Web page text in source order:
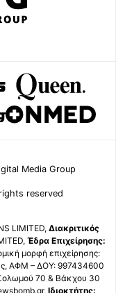
Media Group
reserved
LIMITED, Διακριτικός
Έδρα Επιχείρησης:
μορφή επιχείρησης:
ΑΦΜ – ΔΟΥ: 997434600
70 & Βάκχου 30
Ιδιοκτήτης: